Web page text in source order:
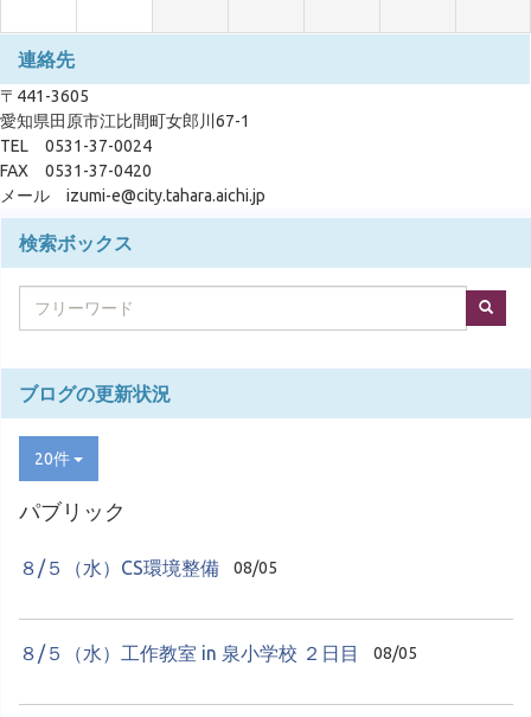
連絡先
〒441-3605
愛知県田原市江比間町女郎川67-1
TEL 0531-37-0024
FAX 0531-37-0420
メール izumi-e@city.tahara.aichi.jp
検索ボックス
ブログの更新状況
20件
パブリック
８/５（水）CS環境整備 08/05
８/５（水）工作教室 in 泉小学校 ２日目 08/05